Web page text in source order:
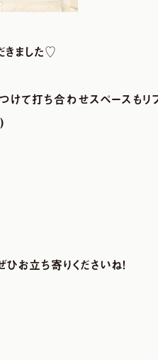
きました♡
けて打ち合わせスペースも
お立ち寄りくださいね！